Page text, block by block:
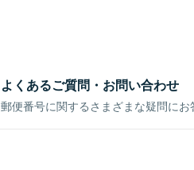
よくあるご質問・お問い合わせ
郵便番号に関するさまざまな疑問にお